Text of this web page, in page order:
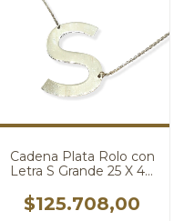
Cadena Plata Rolo con
Letra S Grande 25 X 40
$125.708,00